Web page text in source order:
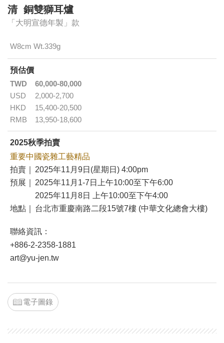
清 銅雙獅耳爐
「大明宣德年製」款
W8cm Wt.339g
預估價
TWD
60,000-80,000
USD
2,000-2,700
HKD
15,400-20,500
RMB
13,950-18,600
2025秋季拍賣
重要中國瓷雜工藝精品
拍賣｜
2025年11月9日(星期日) 4:00pm
預展｜
2025年11月1-7日上午10:00至下午6:00
2025年11月8日 上午10:00至下午4:00
地點｜
台北市重慶南路二段15號7樓 (中華文化總會大樓)
聯絡資訊：
+886-2-2358-1881
art@yu-jen.tw
電子圖錄